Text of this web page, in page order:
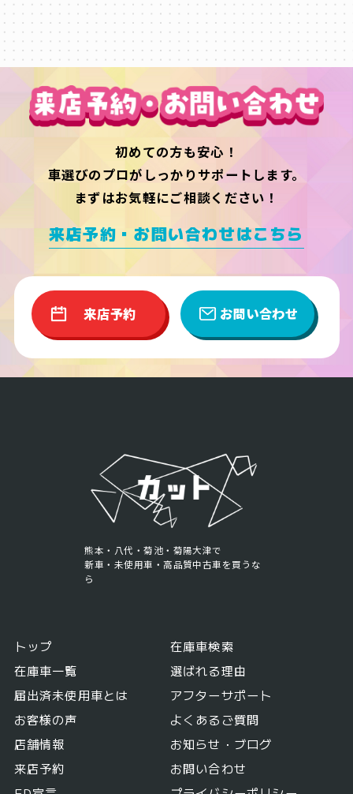
初めての方も安心！
車選びのプロがしっかりサポートします。
まずはお気軽にご相談ください！
来店予約・お問い合わせはこちら
来店予約 お問い合わせ
熊本・八代・菊池・菊陽大津で
新車・未使用車・高品質中古車を買うな
ら
トップ
在庫車検索
在庫車一覧
選ばれる理由
届出済未使用車とは
アフターサポート
お客様の声
よくあるご質問
店舗情報
お知らせ・ブログ
来店予約
お問い合わせ